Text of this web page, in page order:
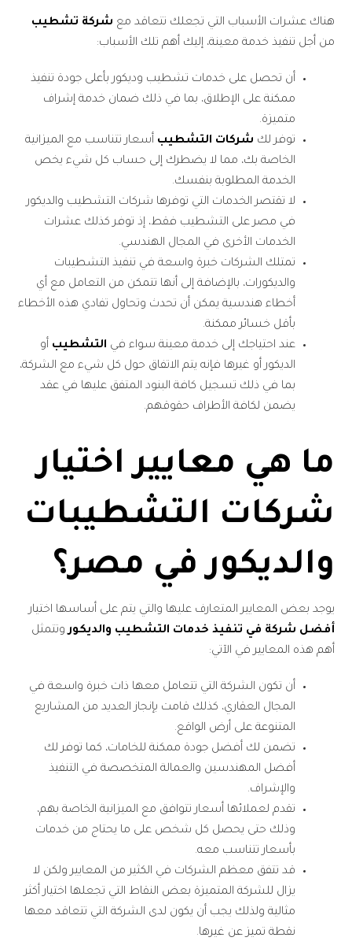
هناك عشرات الأسباب التي تجعلك تتعاقد مع شركة تشطيب
من أجل تنفيذ خدمة معينة، إليك أهم تلك الأسباب:
أن تحصل على خدمات تشطيب وديكور بأعلى جودة تنفيذ
ممكنة على الإطلاق، بما في ذلك ضمان خدمة إشراف
متميزة.
توفر لك شركات التشطيب أسعار تتناسب مع الميزانية
الخاصة بك، مما لا يضطرك إلى حساب كل شيء يخص
الخدمة المطلوبة بنفسك.
لا تقتصر الخدمات التي توفرها شركات التشطيب والديكور
في مصر على التشطيب فقط، إذ توفر كذلك عشرات
الخدمات الأخرى في المجال الهندسي.
تمتلك الشركات خبرة واسعة في تنفيذ التشطيبات
والديكورات، بالإضافة إلى أنها تتمكن من التعامل مع أي
أخطاء هندسية يمكن أن تحدث وتحاول تفادي هذه الأخطاء
بأقل خسائر ممكنة.
عند احتياجك إلى خدمة معينة سواء في التشطيب أو
الديكور أو غيرها فإنه يتم الاتفاق حول كل شيء مع الشركة،
بما في ذلك تسجيل كافة البنود المتفق عليها في عقد
يضمن لكافة الأطراف حقوقهم.
ما هي معايير اختيار
شركات التشطيبات
والديكور في مصر؟
يوجد بعض المعايير المتعارف عليها والتي يتم على أساسها اختيار
أفضل شركة في تنفيذ خدمات التشطيب والديكوروتتمثل
أهم هذه المعايير في الآتي:
أن تكون الشركة التي تتعامل معها ذات خبرة واسعة في
المجال العقاري، كذلك قامت بإنجاز العديد من المشاريع
المتنوعة على أرض الواقع.
تضمن لك أفضل جودة ممكنة للخامات، كما توفر لك
أفضل المهندسين والعمالة المتخصصة في التنفيذ
والإشراف.
تقدم لعملائها أسعار تتوافق مع الميزانية الخاصة بهم،
وذلك حتى يحصل كل شخص على ما يحتاج من خدمات
بأسعار تتناسب معه.
قد تتفق معظم الشركات في الكثير من المعايير ولكن لا
يزال للشركة المتميزة بعض النقاط التي تجعلها اختيار أكثر
مثالية ولذلك يجب أن يكون لدى الشركة التي تتعاقد معها
نقطة تميز عن غيرها.